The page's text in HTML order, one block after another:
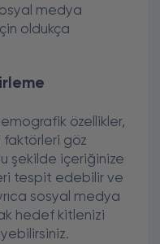
medya
oldukça
özellikler,
faktörleri göz
şekilde içeriğinize
tespit edebilir ve
sosyal medya
hedef kitlenizi